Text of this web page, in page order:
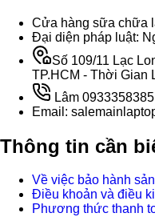
Cửa hàng sữa chữa
Đại diện pháp luật:
Số 109/11 Lạc
TP.HCM - Thời Gian
Lâm 0933358385
Email:
Thông tin cần
Về việc bảo hành
Điều khoản và điều
Phương thức thanh